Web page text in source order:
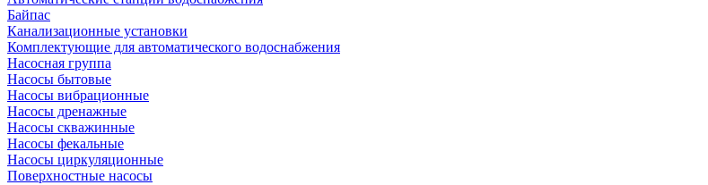
Байпас
Канализационные установки
Комплектующие для автоматического водоснабжения
Насосная группа
Насосы бытовые
Насосы вибрационные
Насосы дренажные
Насосы скважинные
Насосы фекальные
Насосы циркуляционные
Поверхностные насосы